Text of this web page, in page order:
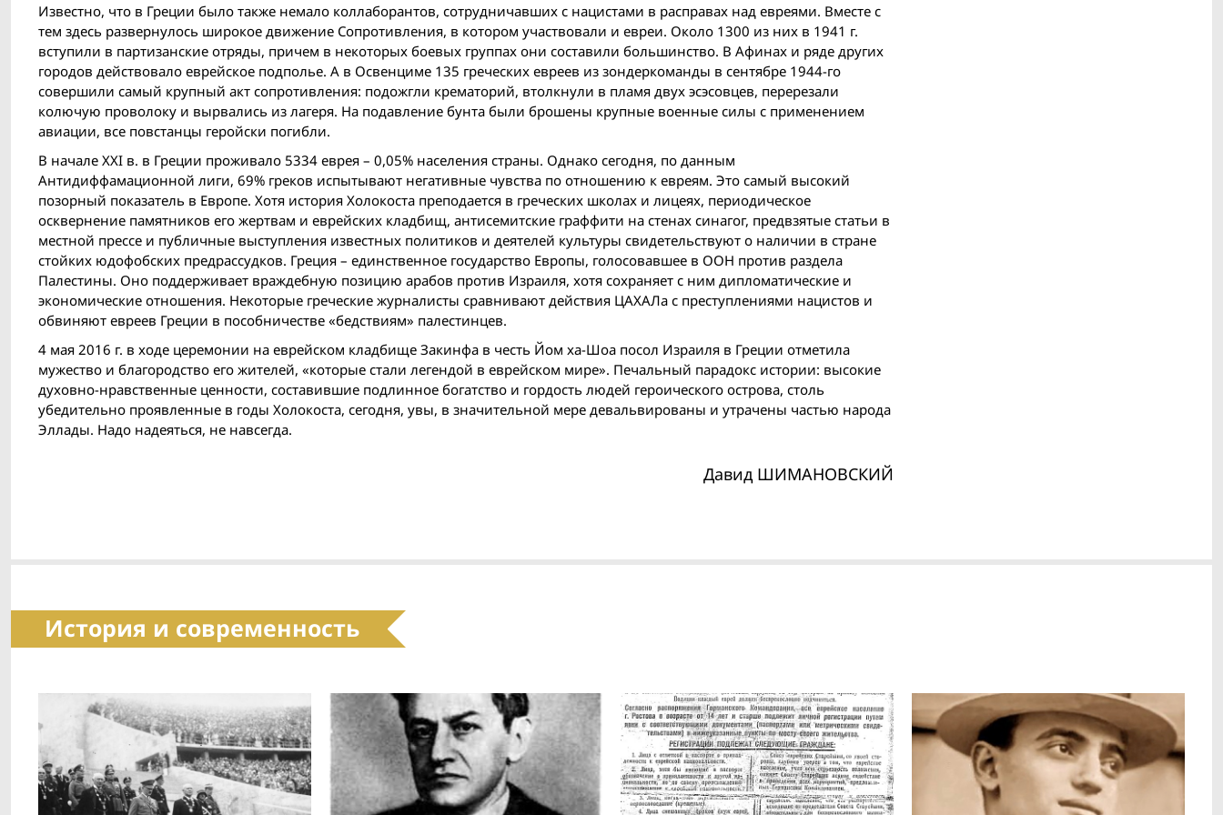
Известно, что в Греции было также немало коллаборантов, сотрудничавших с нацистами в расправах над евреями. Вместе с
тем здесь развернулось широкое движение Сопротивления, в котором участвовали и евреи. Около 1300 из них в 1941 г.
вступили в партизанские отряды, причем в некоторых боевых группах они составили большинство. В Афинах и ряде других
городов действовало еврейское подполье. А в Освенциме 135 греческих евреев из зондеркоманды в сентябре 1944-го
совершили самый крупный акт сопротивления: подожгли крематорий, втолкнули в пламя двух эсэсовцев, перерезали
колючую проволоку и вырвались из лагеря. На подавление бунта были брошены крупные военные силы с применением
авиации, все повстанцы геройски погибли.
В начале XXI в. в Греции проживало 5334 еврея – 0,05% населения страны. Однако сегодня, по данным
Антидиффамационной лиги, 69% греков испытывают негативные чувства по отношению к евреям. Это самый высокий
позорный показатель в Европе. Хотя история Холокоста преподается в греческих школах и лицеях, периодическое
осквернение памятников его жертвам и еврейских кладбищ, антисемитские граффити на стенах синагог, предвзятые статьи в
местной прессе и публичные выступления известных политиков и деятелей культуры свидетельствуют о наличии в стране
стойких юдофобских предрассудков. Греция – единственное государство Европы, голосовавшее в ООН против раздела
Палестины. Оно поддерживает враждебную позицию арабов против Израиля, хотя сохраняет с ним дипломатические и
экономические отношения. Некоторые греческие журналисты сравнивают действия ЦАХАЛа с преступлениями нацистов и
обвиняют евреев Греции в пособничестве «бедствиям» палестинцев.
4 мая 2016 г. в ходе церемонии на еврейском кладбище Закинфа в честь Йом ха-Шоа посол Израиля в Греции отметила
мужество и благородство его жителей, «которые стали легендой в еврейском мире». Печальный парадокс истории: высокие
духовно-нравственные ценности, составившие подлинное богатство и гордость людей героического острова, столь
убедительно проявленные в годы Холокоста, сегодня, увы, в значительной мере девальвированы и утрачены частью народа
Эллады. Надо надеяться, не навсегда.
Давид ШИМАНОВСКИЙ
История и современность